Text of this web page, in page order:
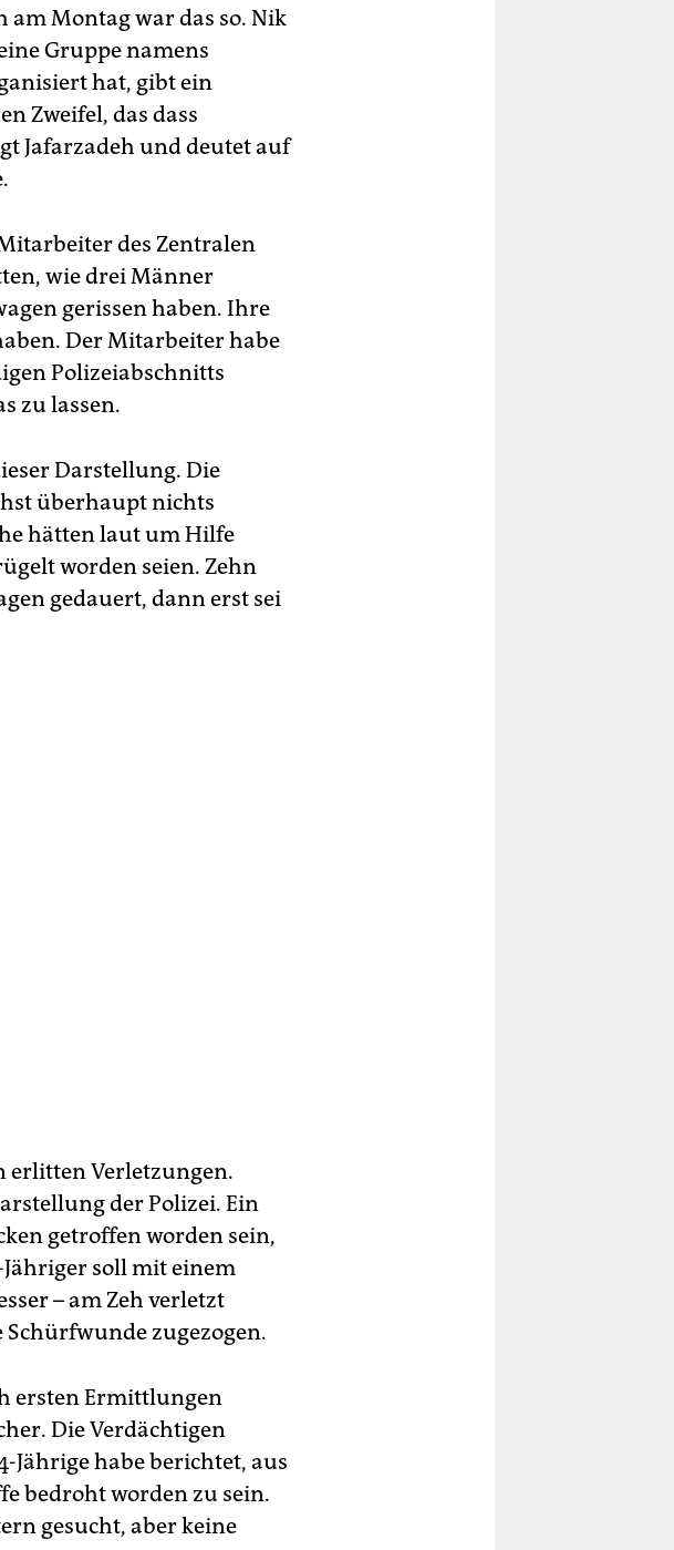
Montag war das so. Nik
Gruppe namens
hat, gibt ein
Zweifel, das dass
Jafarzadeh und deutet auf
des Zentralen
wie drei Männer
gerissen haben. Ihre
Der Mitarbeiter habe
Polizeiabschnitts
zu lassen.
Darstellung. Die
überhaupt nichts
hätten laut um Hilfe
worden seien. Zehn
gedauert, dann erst sei
erlitten Verletzungen.
der Polizei. Ein
getroffen worden sein,
soll mit einem
– am Zeh verletzt
Schürfwunde zugezogen.
ersten Ermittlungen
Die Verdächtigen
Jährige habe berichtet, aus
bedroht worden zu sein.
gesucht, aber keine